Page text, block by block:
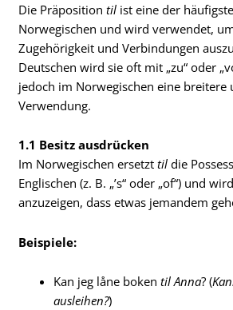
Die Präpositiontil ist eine der
Norwegischen und wird verwendet,
Zugehörigkeit und Verbindungen
Deutschen wird sie oft mit „zu“ oder
jedoch im Norwegischen eine breitere
Verwendung.
1.1 Besitz ausdrücken
Im Norwegischen ersetzttil die
Englischen (z. B. „’s“ oder „of“) und
anzuzeigen, dass etwas jemandem
Beispiele:
Kan jeg låne bokentil Anna? (
ausleihen?)